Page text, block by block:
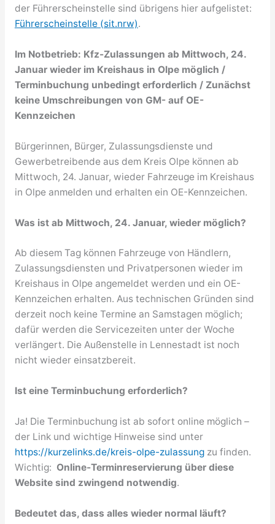
der Führerscheinstelle sind übrigens hier aufgelistet:
Führerscheinstelle (sit.nrw).
Im Notbetrieb: Kfz-Zulassungen ab Mittwoch, 24.
Januar wieder im Kreishaus in Olpe möglich /
Terminbuchung unbedingt erforderlich / Zunächst
keine Umschreibungen von GM- auf OE-
Kennzeichen
Bürgerinnen, Bürger, Zulassungsdienste und
Gewerbetreibende aus dem Kreis Olpe können ab
Mittwoch, 24. Januar, wieder Fahrzeuge im Kreishaus
in Olpe anmelden und erhalten ein OE-Kennzeichen.
Was ist ab Mittwoch, 24. Januar, wieder möglich?
Ab diesem Tag können Fahrzeuge von Händlern,
Zulassungsdiensten und Privatpersonen wieder im
Kreishaus in Olpe angemeldet werden und ein OE-
Kennzeichen erhalten. Aus technischen Gründen sind
derzeit noch keine Termine an Samstagen möglich;
dafür werden die Servicezeiten unter der Woche
verlängert. Die Außenstelle in Lennestadt ist noch
nicht wieder einsatzbereit.
Ist eine Terminbuchung erforderlich?
Ja! Die Terminbuchung ist ab sofort online möglich –
der Link und wichtige Hinweise sind unter
https://kurzelinks.de/kreis-olpe-zulassungzu finden.
Wichtig: Online-Terminreservierung über diese
Website sind zwingend notwendig.
Bedeutet das, dass alles wieder normal läuft?